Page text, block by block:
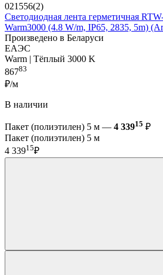
021556(2)
Светодиодная лента герметичная
Warm3000 (4.8 W/m, IP65, 2835, 5m)
Произведено в Беларуси
ЕАЭС
Warm | Тёплый 3000 K
86783
₽/м
В наличии
Пакет (полиэтилен) 5 м — 4 33915 ₽
Пакет (полиэтилен) 5 м
4 33915₽